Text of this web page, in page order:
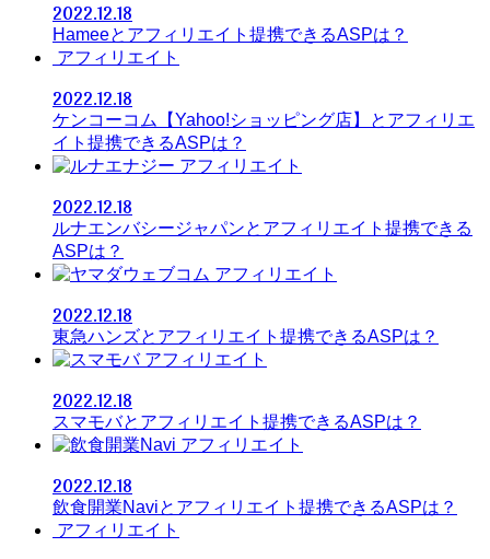
2022.12.18
Hameeとアフィリエイト提携できるASPは？
アフィリエイト
2022.12.18
ケンコーコム【Yahoo!ショッピング店】とアフィリエ
イト提携できるASPは？
アフィリエイト
2022.12.18
ルナエンバシージャパンとアフィリエイト提携できる
ASPは？
アフィリエイト
2022.12.18
東急ハンズとアフィリエイト提携できるASPは？
アフィリエイト
2022.12.18
スマモバとアフィリエイト提携できるASPは？
アフィリエイト
2022.12.18
飲食開業Naviとアフィリエイト提携できるASPは？
アフィリエイト